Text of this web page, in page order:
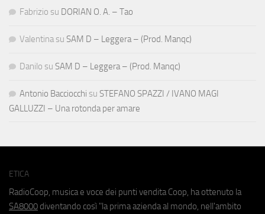
Fabrizio su DORIAN O. A. – Tao
Valentina su SAM D – Leggera – (Prod. Manqc)
Danilo su SAM D – Leggera – (Prod. Manqc)
Antonio Bacciocchi su STEFANO SPAZZI / IVANO MAGI
GALLUZZI – Una rotonda per amare
ETICA
RadioCoop, musica e voce dei punti vendita Coop, ha ottenuto la
SA8000 diventando così "la prima azienda al mondo, nell'ambito